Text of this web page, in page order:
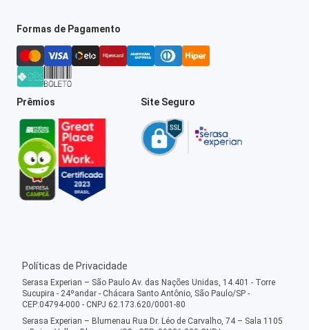
Formas de Pagamento
Prêmios Site Seguro
Políticas de Privacidade
Serasa Experian – São Paulo Av. das Nações Unidas, 14.401 - Torre
Sucupira - 24ºandar - Chácara Santo Antônio, São Paulo/SP -
CEP:04794-000 - CNPJ 62.173.620/0001-80
Serasa Experian – Blumenau Rua Dr. Léo de Carvalho, 74 – Sala 1105